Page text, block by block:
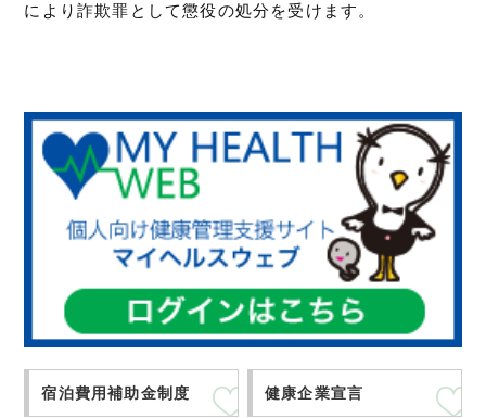
により詐欺罪として懲役の処分を受けます。
宿泊費用補助金制度 健康企業宣言